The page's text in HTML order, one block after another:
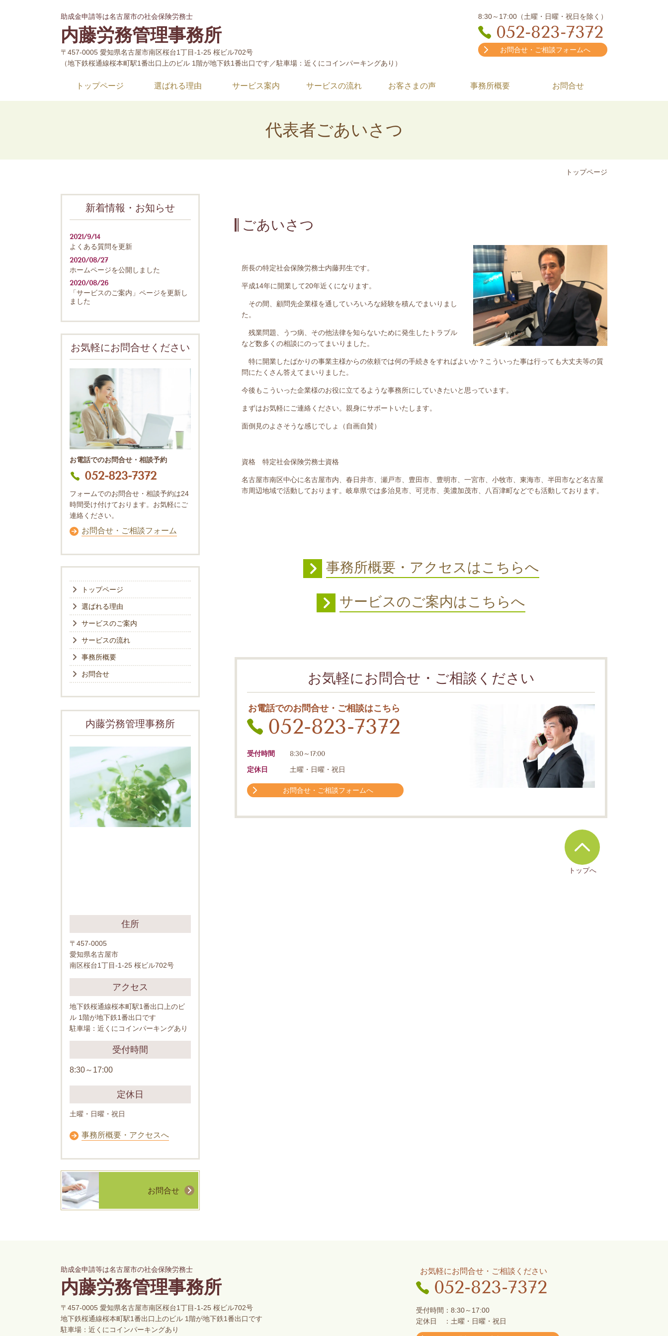
助成金申請等は名古屋市の社会保険労務士
内藤労務管理事務所
〒457-0005 愛知県名古屋市南区桜台1丁目-1-25 桜ビル702号
（地下鉄桜通線桜本町駅1番出口上のビル 1階が地下鉄1番出口です／駐車場：近くにコインパーキングあり）
8:30～17:00（土曜・日曜・祝日を除く）
052-823-7372
お問合せ・ご相談フォームへ
トップページ 選ばれる理由 サービス案内 サービスの流れ お客さまの声 事務所概要 お問合せ
代表者ごあいさつ
トップページ
ごあいさつ
所長の特定社会保険労務士内藤邦生です。
平成14年に開業して20年近くになります。
その間、顧問先企業様を通していろいろな経験を積んでまいりまし
た。
残業問題、うつ病、その他法律を知らないために発生したトラブル
など数多くの相談にのってまいりました。
特に開業したばかりの事業主様からの依頼では何の手続きをすればよいか？こういった事は行っても大丈夫等の質
問にたくさん答えてまいりました。
今後もこういった企業様のお役に立てるような事務所にしていきたいと思っています。
まずはお気軽にご連絡ください。親身にサポートいたします。
面倒見のよさそうな感じでしょ（自画自賛）
資格 特定社会保険労務士資格
名古屋市南区中心に名古屋市内、春日井市、瀬戸市、豊田市、豊明市、一宮市、小牧市、東海市、半田市など名古屋
市周辺地域で活動しております。岐阜県では多治見市、可児市、美濃加茂市、八百津町などでも活動しております。
事務所概要・アクセスはこちらへ
サービスのご案内はこちらへ
お気軽にお問合せ・ご相談ください
お電話でのお問合せ・ご相談はこちら
052-823-7372
受付時間
8:30～17:00
定休日
土曜・日曜・祝日
お問合せ・ご相談フォームへ
トップへ
新着情報・お知らせ
2021/9/14
よくある質問を更新
2020/08/27
ホームページを公開しました
2020/08/26
「サービスのご案内」ページを更新し
ました
お気軽にお問合せください
お電話でのお問合せ・相談予約
052-823-7372
フォームでのお問合せ・相談予約は24
時間受け付けております。お気軽にご
連絡ください。
お問合せ・ご相談フォーム
トップページ
選ばれる理由
サービスのご案内
サービスの流れ
事務所概要
お問合せ
内藤労務管理事務所
住所
〒457-0005
愛知県名古屋市
南区桜台1丁目-1-25 桜ビル702号
アクセス
地下鉄桜通線桜本町駅1番出口上のビ
ル 1階が地下鉄1番出口です
駐車場：近くにコインパーキングあり
受付時間
8:30～17:00
定休日
土曜・日曜・祝日
事務所概要・アクセスへ
お問合せ
助成金申請等は名古屋市の社会保険労務士
内藤労務管理事務所
〒457-0005 愛知県名古屋市南区桜台1丁目-1-25 桜ビル702号
地下鉄桜通線桜本町駅1番出口上のビル 1階が地下鉄1番出口です
駐車場：近くにコインパーキングあり
お気軽にお問合せ・ご相談ください
052-823-7372
受付時間：8:30～17:00
定休日 ：土曜・日曜・祝日